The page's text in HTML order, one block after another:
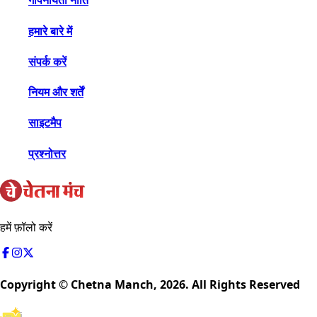
हमारे बारे में
संपर्क करें
नियम और शर्तें
साइटमैप
प्रश्नोत्तर
हमें फ़ॉलो करें
Copyright © Chetna Manch, 2026. All Rights Reserved